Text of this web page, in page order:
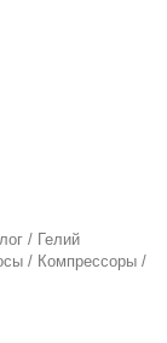
/ Гелий
/ Компрессоры /